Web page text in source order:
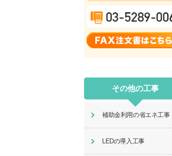
その他の工事
補助金利用の省エネ工事
LEDの導入工事